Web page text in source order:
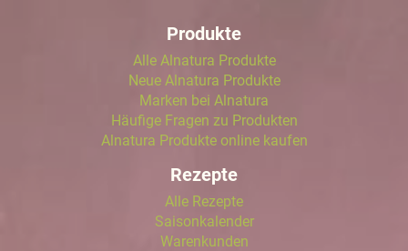
Produkte
Alle Alnatura Produkte
Neue Alnatura Produkte
Marken bei Alnatura
Häufige Fragen zu Produkten
Alnatura Produkte online kaufen
Rezepte
Alle Rezepte
Saisonkalender
Warenkunden